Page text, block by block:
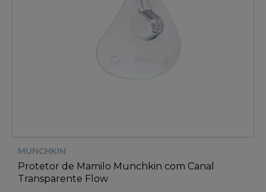
MUNCHKIN
Protetor de Mamilo Munchkin com Canal
Transparente Flow